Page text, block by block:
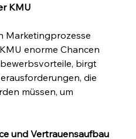
KMU
Marketingprozesse
enorme Chancen
birgt
die
müssen, um
und Vertrauensaufbau